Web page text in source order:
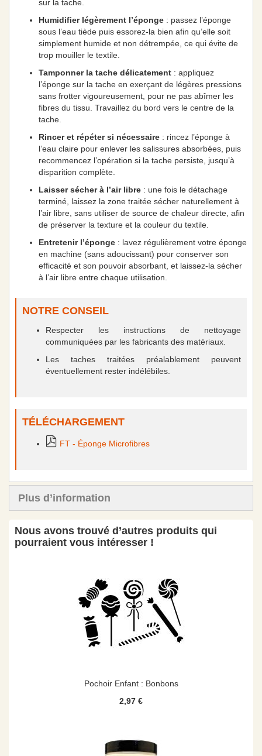
sur la tache.
Humidifier légèrement l’éponge : passez l’éponge
sous l’eau tiède puis essorez-la bien afin qu’elle soit
simplement humide et non détrempée, ce qui évite de
trop mouiller le textile.
Tamponner la tache délicatement : appliquez
l’éponge sur la tache en exerçant de légères pressions
sans frotter vigoureusement, pour ne pas abîmer les
fibres du tissu. Travaillez du bord vers le centre de la
tache.
Rincer et répéter si nécessaire : rincez l’éponge à
l’eau claire pour enlever les salissures absorbées, puis
recommencez l’opération si la tache persiste, jusqu’à
disparition complète.
Laisser sécher à l’air libre : une fois le détachage
terminé, laissez la zone traitée sécher naturellement à
l’air libre, sans utiliser de source de chaleur directe, afin
de préserver la texture et la couleur du textile.
Entretenir l’éponge : lavez régulièrement votre éponge
en machine (sans adoucissant) pour conserver son
efficacité et son pouvoir absorbant, et laissez-la sécher
à l’air libre entre chaque utilisation.
NOTRE CONSEIL
Respecter les instructions de nettoyage
communiquées par les fabricants des matériaux.
Les taches traitées préalablement peuvent
éventuellement rester indélébiles.
TÉLÉCHARGEMENT
FT - Éponge Microfibres
Plus d’information
Nous avons trouvé d’autres produits qui
pourraient vous intéresser !
Pochoir Enfant : Bonbons
2,97 €